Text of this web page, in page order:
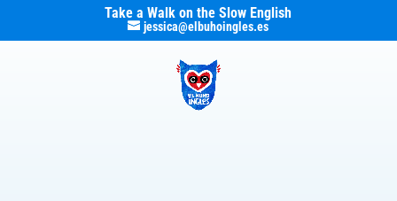
Take a Walk on the Slow English
jessica@elbuhoingles.es